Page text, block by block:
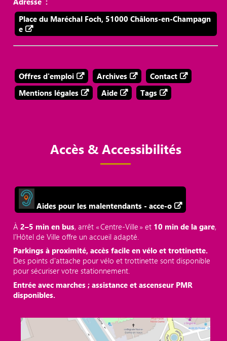
Place du Maréchal Foch, 51000 Châlons-en-Champagn
e
Offres d'emploi Archives
Contact
Mentions légales
Aide Tags
Accès & Accessibilités
Aides pour les malentendants - acce-o
À2–5 min en bus, arrêt « Centre‑Ville » et 10 min de la gare,
l’Hôtel de Ville offre un accueil adapté.
Parkings à proximité, accès facile en vélo et trottinette.
Des points d'attache pour vélo et trottinette sont disponible
pour sécuriser votre stationnement.
Entrée avec marches ; assistance et ascenseur PMR
disponibles.